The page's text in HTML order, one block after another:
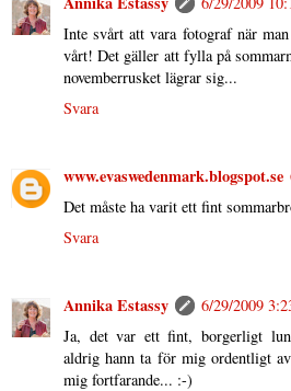
Inte svårt att vara fotograf när
vårt! Det gäller att fylla på
novemberrusket lägrar sig...
Svara
www.evaswedenmark.blogspot.se
Det måste ha varit ett fint
Svara
Annika Estassy
6/29/2009
Ja, det var ett fint, borgerligt
aldrig hann ta för mig ordentligt
mig fortfarande... :-)